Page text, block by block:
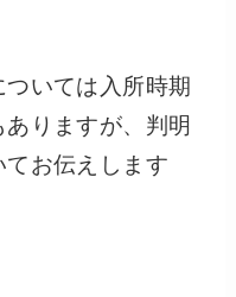
いては入所時期
りますが、判明
てお伝えします